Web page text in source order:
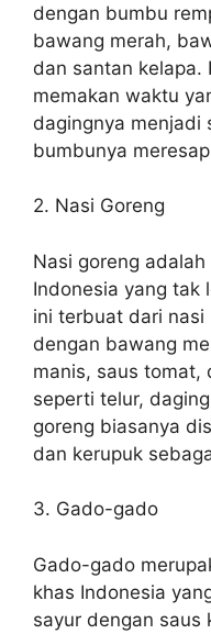
dengan bumbu
bawang merah,
dan santan kelapa.
memakan waktu
dagingnya menjadi
bumbunya
2. Nasi Goreng
Nasi goreng
Indonesia yang tak
ini terbuat dari
dengan bawang
manis, saus tomat,
seperti telur,
goreng biasanya
dan kerupuk
3. Gado-gado
Gado-gado
khas Indonesia
sayur dengan saus